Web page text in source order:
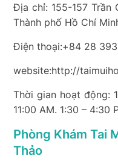
Địa chỉ: 155-157 Trần
Thành phố Hồ Chí
Điện thoại:+84 28
website:http://
Thời gian hoạt động:
11:00 AM. 1:30 – 4:30
Phòng Khám Tai
Thảo